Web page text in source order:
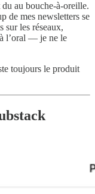
au bouche-à-oreille.
de mes newsletters se
sur les réseaux,
l’oral — je ne le
toujours le produit